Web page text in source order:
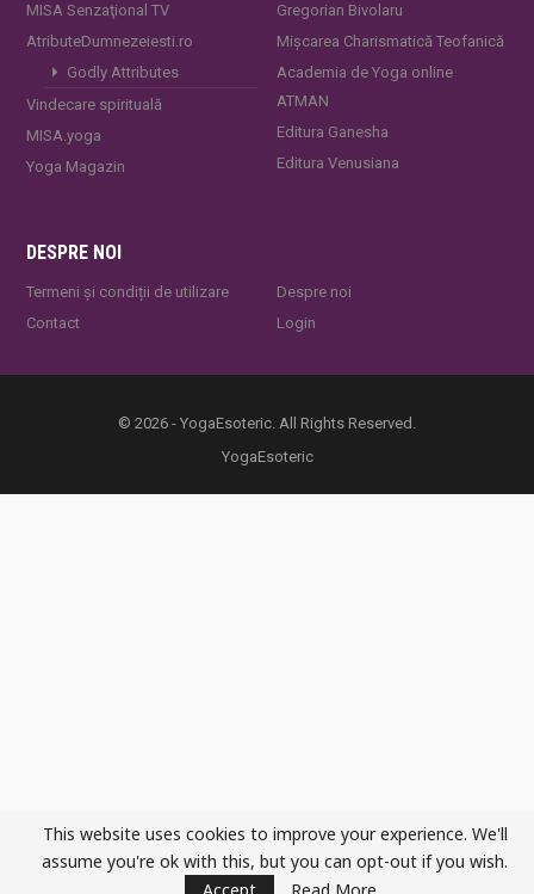
MISA Senzaţional TV
AtributeDumnezeiesti.ro
Godly Attributes
Vindecare spirituală
MISA.yoga
Yoga Magazin
Gregorian Bivolaru
Mișcarea Charismatică Teofanică
Academia de Yoga online
ATMAN
Editura Ganesha
Editura Venusiana
DESPRE NOI
Termeni și condiții de utilizare
Contact
Despre noi
Login
© 2026 - YogaEsoteric. All Rights Reserved.
YogaEsoteric
This website uses cookies to improve your experience. We'll
assume you're ok with this, but you can opt-out if you wish.